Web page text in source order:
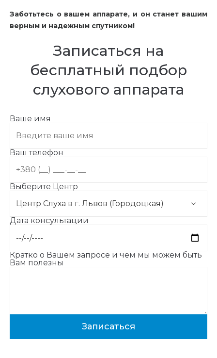
Заботьтесь о вашем аппарате, и он станет вашим
верным и надежным спутником!
Записаться на
бесплатный подбор
слухового аппарата
Ваше имя
Ваш телефон
Выберите Центр
Дата консультации
Кратко о Вашем запросе и чем мы можем быть
Вам полезны